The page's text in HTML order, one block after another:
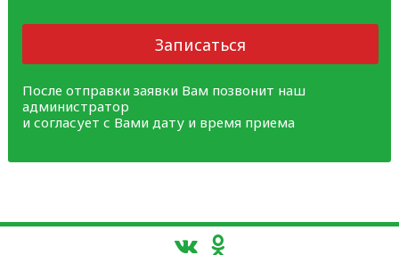
Записаться
После отправки заявки Вам позвонит наш
администратор
и согласует с Вами дату и время приема